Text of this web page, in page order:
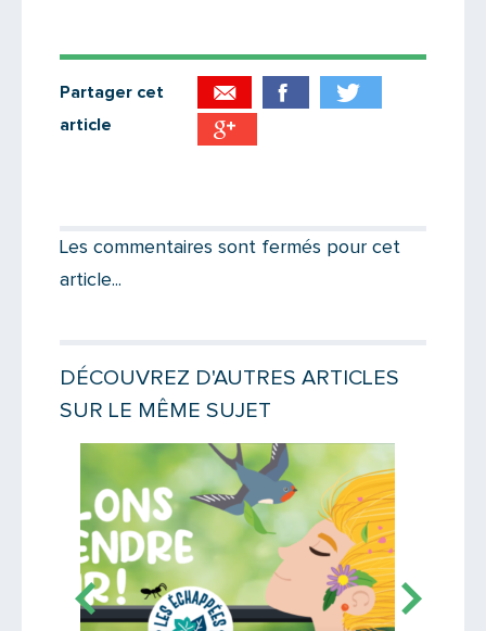
Partager cet
article
Message
Les commentaires sont fermés pour cet
article...
DÉCOUVREZ D'AUTRES ARTICLES
SUR LE MÊME SUJET